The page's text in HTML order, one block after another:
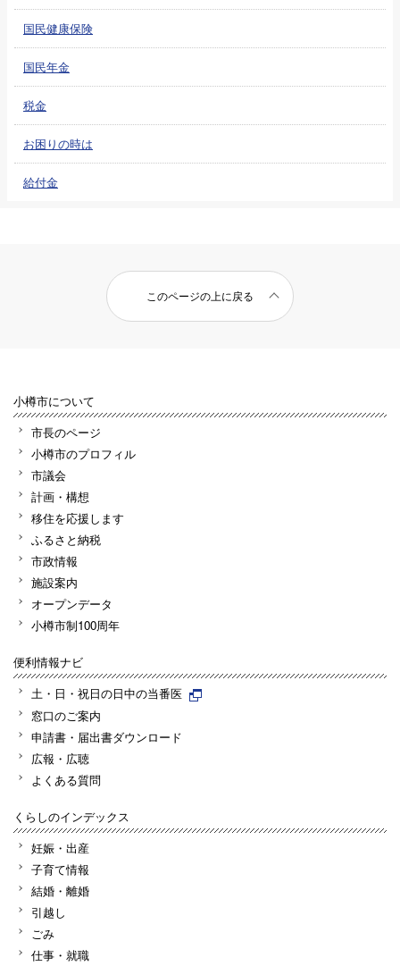
国民健康保険
国民年金
税金
お困りの時は
給付金
このページの上に戻る
小樽市について
市長のページ
小樽市のプロフィル
市議会
計画・構想
移住を応援します
ふるさと納税
市政情報
施設案内
オープンデータ
小樽市制100周年
便利情報ナビ
土・日・祝日の日中の当番医
窓口のご案内
申請書・届出書ダウンロード
広報・広聴
よくある質問
くらしのインデックス
妊娠・出産
子育て情報
結婚・離婚
引越し
ごみ
仕事・就職